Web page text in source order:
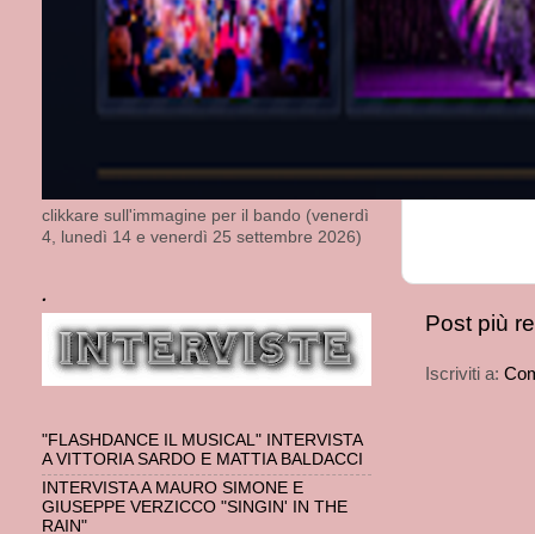
Post più
Iscriviti a:
clikkare sull'immagine per il bando (venerdì
4, lunedì 14 e venerdì 25 settembre 2026)
.
"FLASHDANCE IL MUSICAL" INTERVISTA
A VITTORIA SARDO E MATTIA BALDACCI
INTERVISTA A MAURO SIMONE E
GIUSEPPE VERZICCO "SINGIN' IN THE
RAIN"